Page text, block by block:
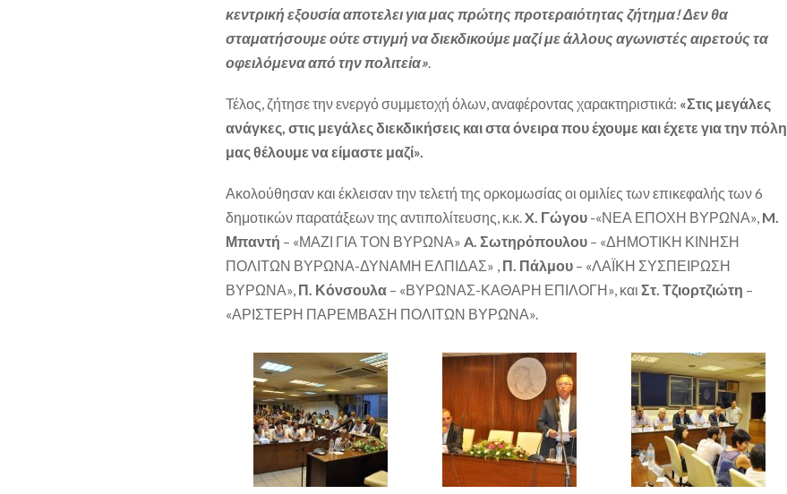
κεντρική εξουσία αποτελει για μας πρώτης προτεραιότητας ζήτημα! Δεν θα
σταματήσουμε ούτε στιγμή να διεκδικούμε μαζί με άλλους αγωνιστές αιρετούς τα
οφειλόμενα από την πολιτεία».
Τέλος, ζήτησε την ενεργό συμμετοχή όλων, αναφέροντας χαρακτηριστικά: «Στις μεγάλες
ανάγκες, στις μεγάλες διεκδικήσεις και στα όνειρα που έχουμε και έχετε για την πόλη
μας θέλουμε να είμαστε μαζί».
Ακολούθησαν και έκλεισαν την τελετή της ορκομωσίας οι ομιλίες των επικεφαλής των 6
δημοτικών παρατάξεων της αντιπολίτευσης, κ.κ.X. Γώγου -«ΝΕΑ ΕΠΟΧΗ ΒΥΡΩΝΑ», M.
Μπαντή – «ΜΑΖΙ ΓΙΑ ΤΟΝ ΒΥΡΩΝΑ» A. Σωτηρόπουλου – «ΔΗΜΟΤΙΚΗ ΚΙΝΗΣΗ
ΠΟΛΙΤΩΝ ΒΥΡΩΝΑ-ΔΥΝΑΜΗ ΕΛΠΙΔΑΣ» , Π. Πάλμου – «ΛΑΪΚΗ ΣΥΣΠΕΙΡΩΣΗ
ΒΥΡΩΝΑ», Π. Κόνσουλα – «ΒΥΡΩΝΑΣ-ΚΑΘΑΡΗ ΕΠΙΛΟΓΗ», και Στ. Τζιορτζιώτη –
«ΑΡΙΣΤΕΡΗ ΠΑΡΕΜΒΑΣΗ ΠΟΛΙΤΩΝ ΒΥΡΩΝΑ».